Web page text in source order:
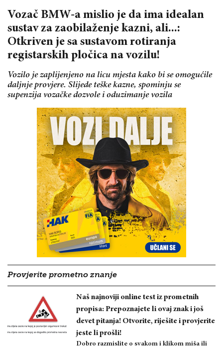
Vozač BMW-a mislio je da ima idealan
sustav za zaobilaženje kazni, ali...:
Otkriven je sa sustavom rotiranja
registarskih pločica na vozilu!
Vozilo je zaplijenjeno na licu mjesta kako bi se omogućile
daljnje provjere. Slijede teške kazne, spominju se
supenzija vozačke dozvole i oduzimanje vozila
Provjerite prometno znanje
Naš najnoviji online test iz prometnih
propisa: Prepoznajete li ovaj znak i još
devet pitanja! Otvorite, riješite i provjerite
jeste li prošli!
Dobro razmislite o svakom i klikom miša ili